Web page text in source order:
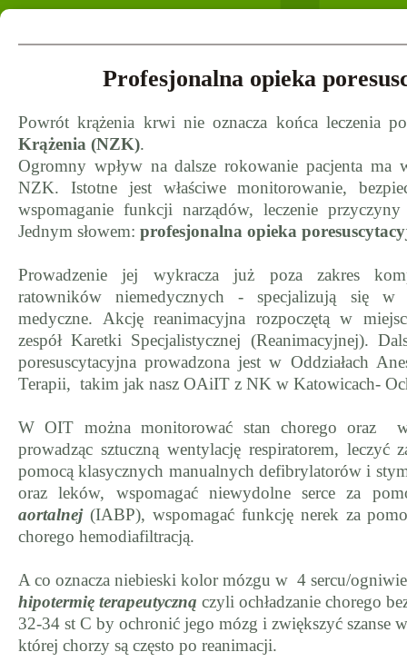
Profesjonalna opieka
Powrót krążenia krwi nie oznacza końca leczenia
Krążenia (NZK).
Ogromny wpływ na dalsze rokowanie pacjenta ma
NZK. Istotne jest właściwe monitorowanie,
wspomaganie funkcji narządów, leczenie
Jednym słowem: profesjonalna opieka
Prowadzenie jej wykracza już poza zakres
ratowników niemedycznych - specjalizują się w
medyczne. Akcję reanimacyjna rozpoczętą w
zespół Karetki Specjalistycznej (Reanimacyjnej).
poresuscytacyjna prowadzona jest w Oddziałach
Terapii, takim jak nasz OAiIT z NK w Katowicach-
W OIT można monitorować stan chorego oraz
prowadząc sztuczną wentylację respiratorem, leczyć
pomocą klasycznych manualnych defibrylatorów i
oraz leków, wspomagać niewydolne serce za
aortalnej (IABP), wspomagać funkcję nerek za
chorego hemodiafiltracją.
A co oznacza niebieski kolor mózgu w 4 sercu/
hipotermię terapeutyczną czyli ochładzanie chorego
32-34 st C by ochronić jego mózg i zwiększyć szanse
której chorzy są często po reanimacji.